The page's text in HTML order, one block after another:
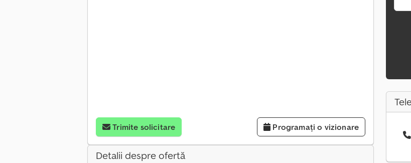
Trimite solicitare Programați o vizionare
Detalii despre ofertă